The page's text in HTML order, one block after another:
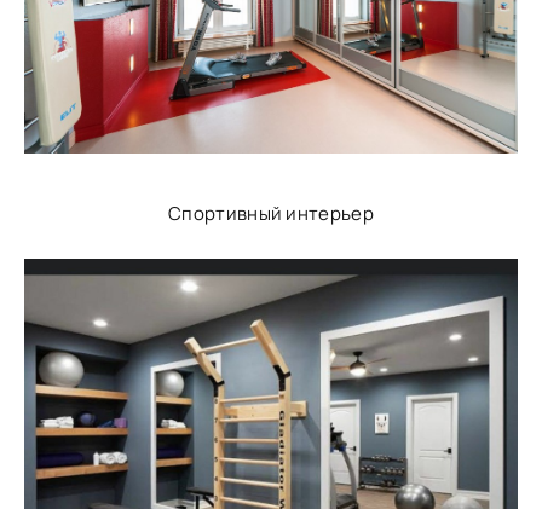
Спортивный интерьер